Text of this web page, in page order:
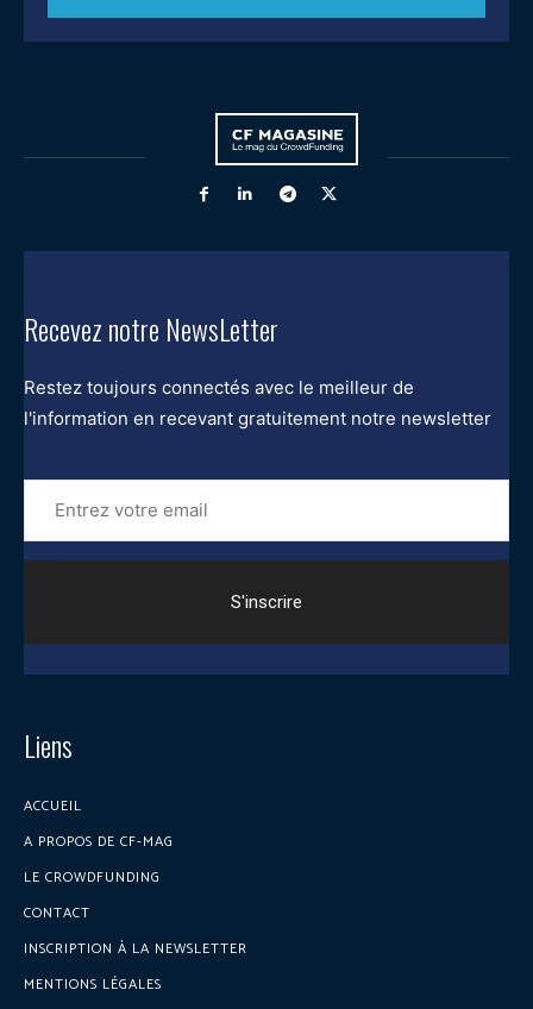
Recevez notre NewsLetter
Restez toujours connectés avec le meilleur de
l'information en recevant gratuitement notre newsletter
Entrez
votre
email
Liens
ACCUEIL
A PROPOS DE CF-MAG
LE CROWDFUNDING
CONTACT
INSCRIPTION À LA NEWSLETTER
MENTIONS LÉGALES